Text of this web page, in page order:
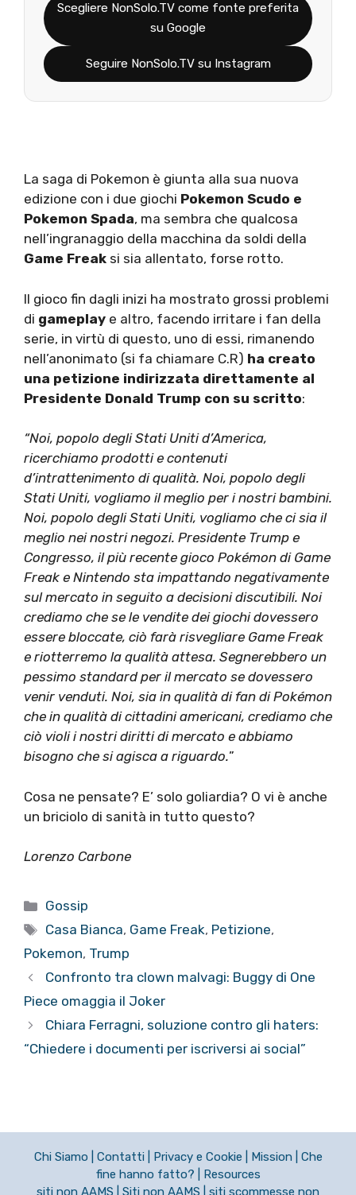
Scegliere NonSolo.TV come fonte preferita
su Google
Seguire NonSolo.TV su Instagram
La saga di Pokemon è giunta alla sua nuova
edizione con i due giochi Pokemon Scudo e
Pokemon Spada, ma sembra che qualcosa
nell’ingranaggio della macchina da soldi della
Game Freak si sia allentato, forse rotto.
Il gioco fin dagli inizi ha mostrato grossi problemi
di gameplay e altro, facendo irritare i fan della
serie, in virtù di questo, uno di essi, rimanendo
nell’anonimato (si fa chiamare C.R) ha creato
una petizione indirizzata direttamente al
Presidente Donald Trump con su scritto:
“Noi, popolo degli Stati Uniti d’America,
ricerchiamo prodotti e contenuti
d’intrattenimento di qualità. Noi, popolo degli
Stati Uniti, vogliamo il meglio per i nostri bambini.
Noi, popolo degli Stati Uniti, vogliamo che ci sia il
meglio nei nostri negozi. Presidente Trump e
Congresso, il più recente gioco Pokémon di Game
Freak e Nintendo sta impattando negativamente
sul mercato in seguito a decisioni discutibili. Noi
crediamo che se le vendite dei giochi dovessero
essere bloccate, ciò farà risvegliare Game Freak
e riotterremo la qualità attesa. Segnerebbero un
pessimo standard per il mercato se dovessero
venir venduti. Noi, sia in qualità di fan di Pokémon
che in qualità di cittadini americani, crediamo che
ciò violi i nostri diritti di mercato e abbiamo
bisogno che si agisca a riguardo.”
Cosa ne pensate? E’ solo goliardia? O vi è anche
un briciolo di sanità in tutto questo?
Lorenzo Carbone
Categorie
Gossip
Tag
Casa Bianca, Game Freak, Petizione,
Pokemon, Trump
Confronto tra clown malvagi: Buggy di One
Piece omaggia il Joker
Chiara Ferragni, soluzione contro gli haters:
“Chiedere i documenti per iscriversi ai social”
Chi Siamo Contatti Privacy e Cookie Mission
Che
fine hanno fatto?
Resources